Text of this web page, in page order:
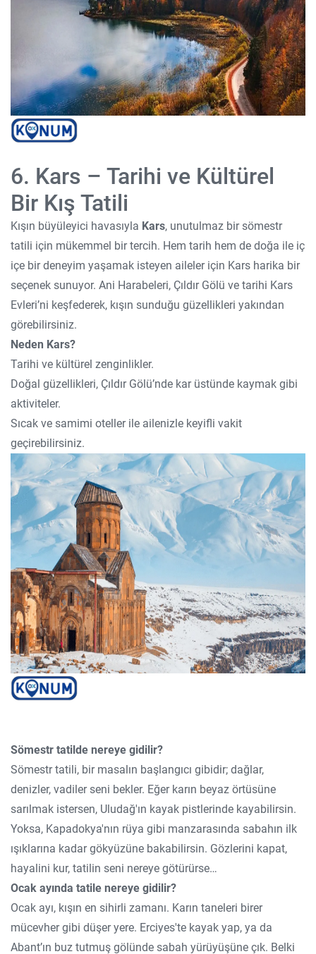
6. Kars – Tarihi ve Kültürel
Bir Kış Tatili
Kışın büyüleyici havasıyla Kars, unutulmaz bir sömestr
tatili için mükemmel bir tercih. Hem tarih hem de doğa ile iç
içe bir deneyim yaşamak isteyen aileler için Kars harika bir
seçenek sunuyor. Ani Harabeleri, Çıldır Gölü ve tarihi Kars
Evleri’ni keşfederek, kışın sunduğu güzellikleri yakından
görebilirsiniz.
Neden Kars?
Tarihi ve kültürel zenginlikler.
Doğal güzellikleri, Çıldır Gölü’nde kar üstünde kaymak gibi
aktiviteler.
Sıcak ve samimi oteller ile ailenizle keyifli vakit
geçirebilirsiniz.
Sömestr tatilde nereye gidilir?
Sömestr tatili, bir masalın başlangıcı gibidir; dağlar,
denizler, vadiler seni bekler. Eğer karın beyaz örtüsüne
sarılmak istersen, Uludağ'ın kayak pistlerinde kayabilirsin.
Yoksa, Kapadokya'nın rüya gibi manzarasında sabahın ilk
ışıklarına kadar gökyüzüne bakabilirsin. Gözlerini kapat,
hayalini kur, tatilin seni nereye götürürse…
Ocak ayında tatile nereye gidilir?
Ocak ayı, kışın en sihirli zamanı. Karın taneleri birer
mücevher gibi düşer yere. Erciyes'te kayak yap, ya da
Abant’ın buz tutmuş gölünde sabah yürüyüşüne çık. Belki